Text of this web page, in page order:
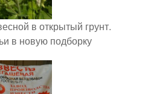
в открытый грунт.
в новую подборку